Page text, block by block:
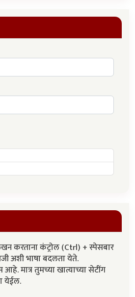
करताना कंट्रोल (Ctrl) + स्पेसबार
अशी भाषा बदलता येते.
मात्र तुमच्या खात्याच्या सेटींग
येईल.